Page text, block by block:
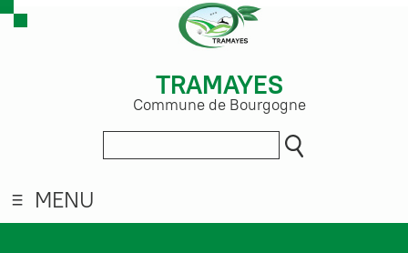
TRAMAYES
Commune de Bourgogne
MENU